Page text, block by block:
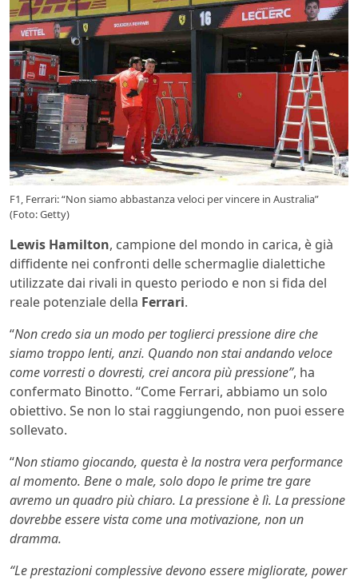
F1, Ferrari: “Non siamo abbastanza veloci per vincere in Australia”
(Foto: Getty)
Lewis Hamilton, campione del mondo in carica, è già
diffidente nei confronti delle schermaglie dialettiche
utilizzate dai rivali in questo periodo e non si fida del
reale potenziale della Ferrari.
“Non credo sia un modo per toglierci pressione dire che
siamo troppo lenti, anzi. Quando non stai andando veloce
come vorresti o dovresti, crei ancora più pressione”, ha
confermato Binotto. “Come Ferrari, abbiamo un solo
obiettivo. Se non lo stai raggiungendo, non puoi essere
sollevato.
“Non stiamo giocando, questa è la nostra vera performance
al momento. Bene o male, solo dopo le prime tre gare
avremo un quadro più chiaro. La pressione è lì. La pressione
dovrebbe essere vista come una motivazione, non un
dramma.
“Le prestazioni complessive devono essere migliorate, power